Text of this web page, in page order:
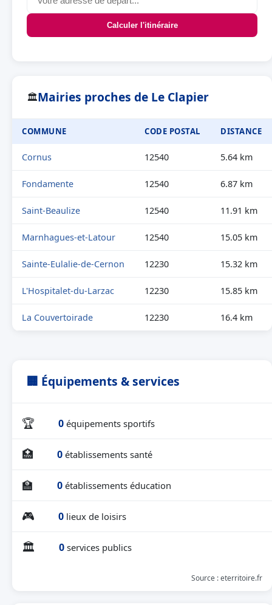
Calculer l'itinéraire
🏛Mairies proches de Le Clapier
COMMUNE CODE POSTAL DISTANCE
Cornus 12540 5.64 km
Fondamente 12540 6.87 km
Saint-Beaulize 12540 11.91 km
Marnhagues-et-Latour 12540 15.05 km
Sainte-Eulalie-de-Cernon 12230 15.32 km
L'Hospitalet-du-Larzac 12230 15.85 km
La Couvertoirade 12230 16.4 km
🏢 Équipements & services
🏆 0 équipements sportifs
🏥 0 établissements santé
🏫 0 établissements éducation
🎮 0 lieux de loisirs
🏛 0 services publics
Source : eterritoire.fr